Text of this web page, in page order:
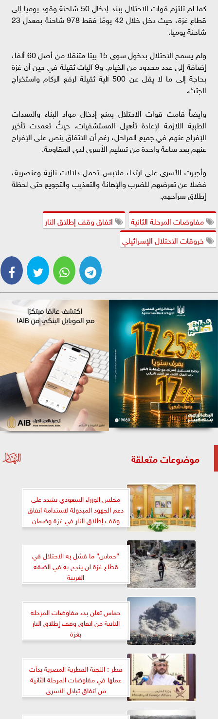
كما لم تلتزم قوات الاحتلال ببند إدخال 50 شاحنة وقود يوميا إلى
قطاع غزة، حيث دخل خلال 42 يومًا فقط 978 شاحنة بمعدل 23
شاحنة يوميا.
ولم يسمح الاحتلال بدخول سوى 15 بيتا متنقلا من أصل 60 ألفا،
إضافة إلى عدد محدود من الخيام. و9 آليات ثقيلة في حين أن غزة
بحاجة إلى ما لا يقل عن 500 آلية ثقيلة لرفع الركام واستخراج
الجثث.
وايضاً قامت قوات الاحتلال بمنع إدخال مواد البناء والمعدات
الطبية اللازمة لإعادة تأهيل المستشفيات. حيثُ تعمدت تأخير
الإفراج عنهم في جميع المراحل، رغم أن الاتفاق ينص على الإفراج
عنهم بعد ساعة واحدة من تسليم الأسرى لدى المقاومة.
وأجبرت الأسرى على ارتداء ملابس تحمل دلالات نازية وعنصرية،
فضلا عن تعرضهم للضرب والإهانة والتعذيب والتجويع حتى لحظة
إطلاق سراحهم.
مفاوضات المرحلة الثانية
اتفاق وقف إطلاق النار
خروقات الاحتلال الإسرائيلي
موضوعات متعلقة
مجلس الوزراء السعودي يشدد على
دعم الجهود المبذولة لاستدامة اتفاق
وقف إطلاق النار في غزة وضمان
وصول المزيد من المساعدات
”حماس” ما فشل به الاحتلال في
قطاع غزة لن ينجح به في الضفة
الغربية
حماس تعلن بدء مفاوضات المرحلة
الثانية من اتفاق وقف إطلاق النار
بغزة
قطر : اللجنة القطرية المصرية بدأت
عملها في مفاوضات المرحلة الثانية
من اتفاق تبادل الأسرى